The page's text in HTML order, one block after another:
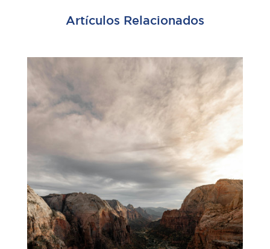
Artículos Relacionados